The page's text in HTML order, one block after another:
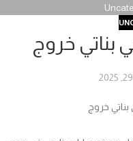
بناتي خروج